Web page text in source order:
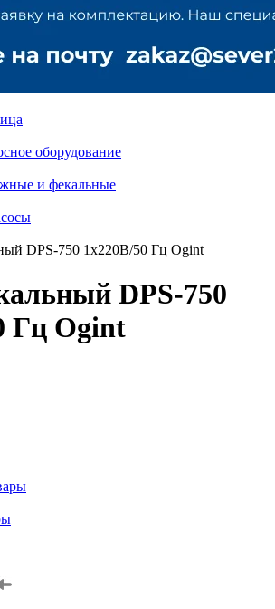
оборудование
и фекальные
DPS-750 1х220В/50 Гц Ogint
DPS-750
Гц Ogint